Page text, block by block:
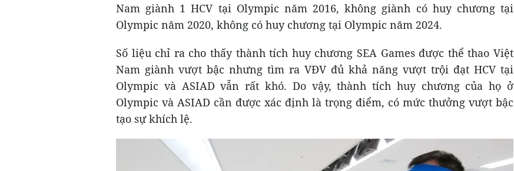
Nam giành 1 HCV tại Olympic năm 2016, không giành có huy chương tại
Olympic năm 2020, không có huy chương tại Olympic năm 2024.
Số liệu chỉ ra cho thấy thành tích huy chương SEA Games được thể thao Việt
Nam giành vượt bậc nhưng tìm ra VĐV đủ khả năng vượt trội đạt HCV tại
Olympic và ASIAD vẫn rất khó. Do vậy, thành tích huy chương của họ ở
Olympic và ASIAD cần được xác định là trọng điểm, có mức thưởng vượt bậc
tạo sự khích lệ.